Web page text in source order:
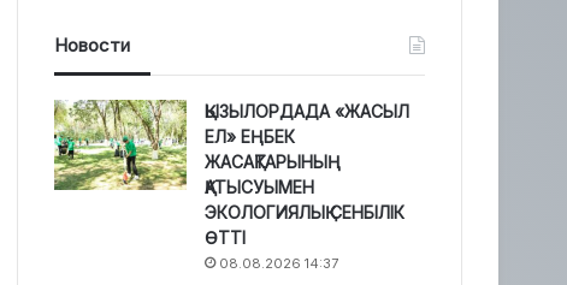
Новости
ҚЫЗЫЛОРДАДА «ЖАСЫЛ
ЕЛ» ЕҢБЕК
ЖАСАҚТАРЫНЫҢ
ҚАТЫСУЫМЕН
ЭКОЛОГИЯЛЫҚ СЕНБІЛІК
ӨТТІ
08.08.2026 14:37